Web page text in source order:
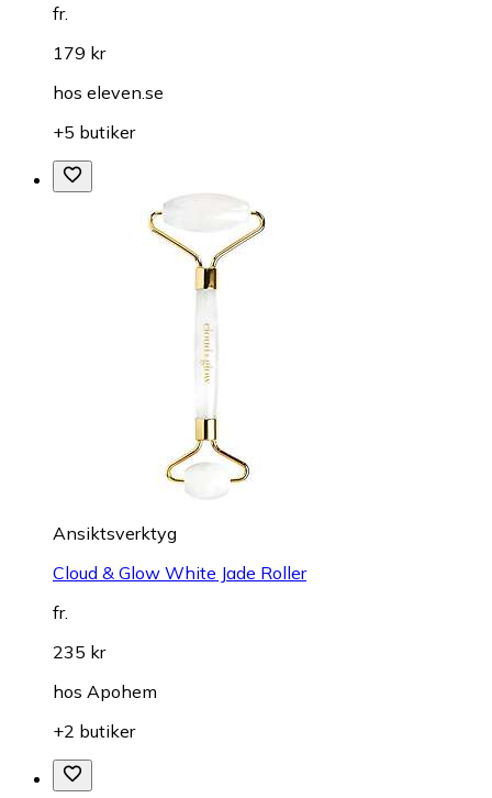
fr.
179 kr
hos eleven.se
+5 butiker
Ansiktsverktyg
Cloud & Glow White Jade Roller
fr.
235 kr
hos Apohem
+2 butiker